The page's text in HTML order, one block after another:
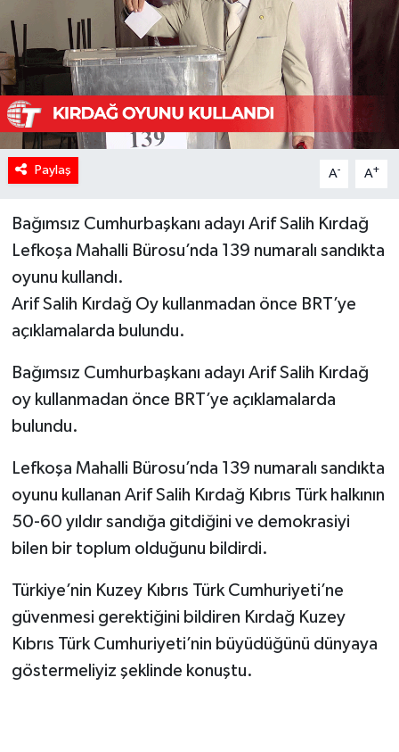
Paylaş A- A+
Bağımsız Cumhurbaşkanı adayı Arif Salih Kırdağ
Lefkoşa Mahalli Bürosu’nda 139 numaralı sandıkta
oyunu kullandı.
Arif Salih Kırdağ Oy kullanmadan önce BRT’ye
açıklamalarda bulundu.
Bağımsız Cumhurbaşkanı adayı Arif Salih Kırdağ
oy kullanmadan önce BRT’ye açıklamalarda
bulundu.
Lefkoşa Mahalli Bürosu’nda 139 numaralı sandıkta
oyunu kullanan Arif Salih Kırdağ Kıbrıs Türk halkının
50-60 yıldır sandığa gitdiğini ve demokrasiyi
bilen bir toplum olduğunu bildirdi.
Türkiye’nin Kuzey Kıbrıs Türk Cumhuriyeti’ne
güvenmesi gerektiğini bildiren Kırdağ Kuzey
Kıbrıs Türk Cumhuriyeti’nin büyüdüğünü dünyaya
göstermeliyiz şeklinde konuştu.